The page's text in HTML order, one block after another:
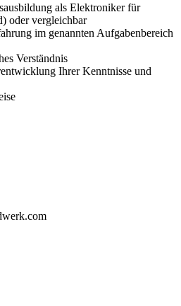
als Elektroniker für
oder vergleichbar
im genannten Aufgabenbereich
Verständnis
Ihrer Kenntnisse und